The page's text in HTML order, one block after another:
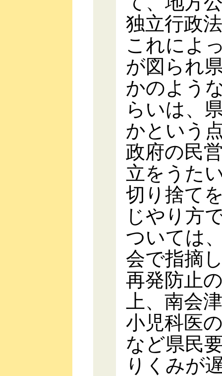
独立行政
これによ
が図られ
かのよう
らいは、
かという
政府の民
立をうた
切り捨て
じやり方
ついては
会で指摘
再発防止
上、南会
小児科医
など県民
りくみが